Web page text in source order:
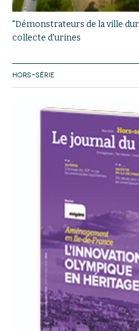
"Démonstrateurs de la ville
collecte d'urines
HORS-SÉRIE